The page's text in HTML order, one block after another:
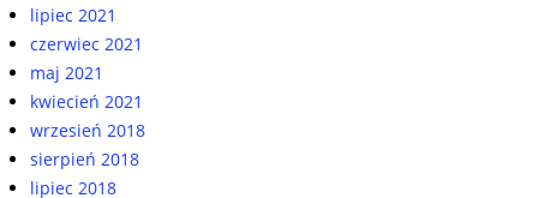
lipiec 2021
czerwiec 2021
maj 2021
kwiecień 2021
wrzesień 2018
sierpień 2018
lipiec 2018